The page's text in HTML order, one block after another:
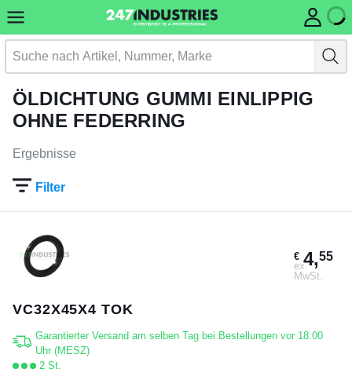
ÖLDICHTUNG GUMMI EINLIPPIG
OHNE FEDERRING
Ergebnisse
Filter
€4,55
ex.
MwSt.
VC32X45X4 TOK
Garantierter Versand am selben Tag bei Bestellungen vor 18:00
Uhr (MESZ)
2 St.